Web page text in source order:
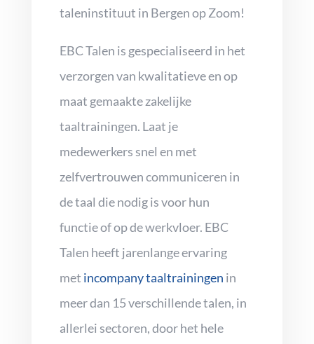
taleninstituut in Bergen op Zoom!
EBC Talen is gespecialiseerd in het
verzorgen van kwalitatieve en op
maat gemaakte zakelijke
taaltrainingen. Laat je
medewerkers snel en met
zelfvertrouwen communiceren in
de taal die nodig is voor hun
functie of op de werkvloer. EBC
Talen heeft jarenlange ervaring
met incompany taaltrainingen in
meer dan 15 verschillende talen, in
allerlei sectoren, door het hele